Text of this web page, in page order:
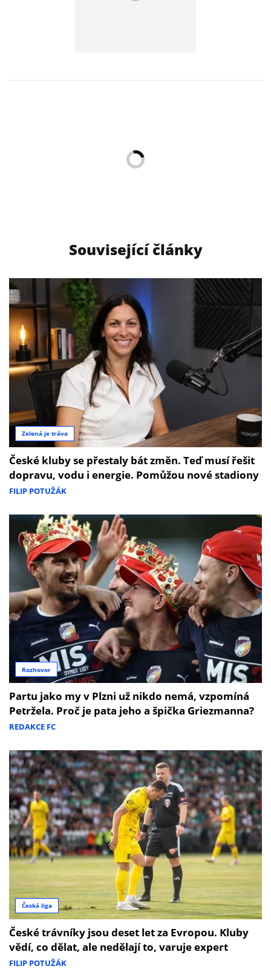
Související články
Zelená je tráva
České kluby se přestaly bát změn. Teď musí řešit
dopravu, vodu i energie. Pomůžou nové stadiony
FILIP POTUŽÁK
Rozhovor
Partu jako my v Plzni už nikdo nemá, vzpomíná
Petržela. Proč je pata jeho a špička Griezmanna?
REDAKCE FC
Česká liga
České trávníky jsou deset let za Evropou. Kluby
vědí, co dělat, ale nedělají to, varuje expert
FILIP POTUŽÁK